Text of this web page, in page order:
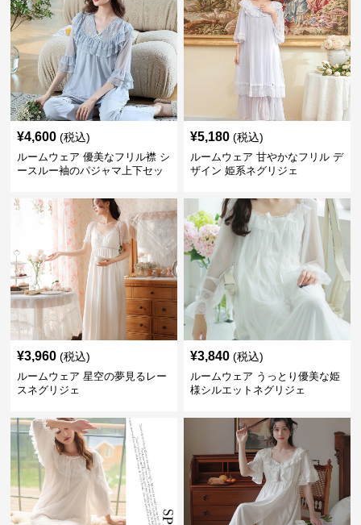
¥4,600 (税込)
ルームウェア 優美なフリル襟 シ
ースルー袖のパジャマ上下セッ
¥5,180 (税込)
ルームウェア 甘やかなフリル デ
ザイン 姫系ネグリジェ
¥3,960 (税込)
ルームウェア 星空の夢見るレー
スネグリジェ
¥3,840 (税込)
ルームウェア うっとり優美な姫
様シルエットネグリジェ